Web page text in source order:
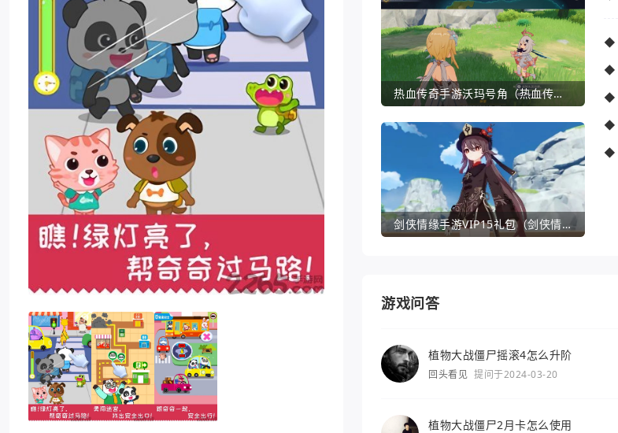
热血传奇手游沃玛号角（热血传奇沃玛装备隐藏属性）
剑侠情缘手游VIP15礼包（剑侠情缘手游VIP1到18一共要花多少钱）
◆
◆
◆
◆
◆
游戏问答
植物大战僵尸摇滚4怎么升阶
回头看见 提问于2024-03-20
植物大战僵尸2月卡怎么使用